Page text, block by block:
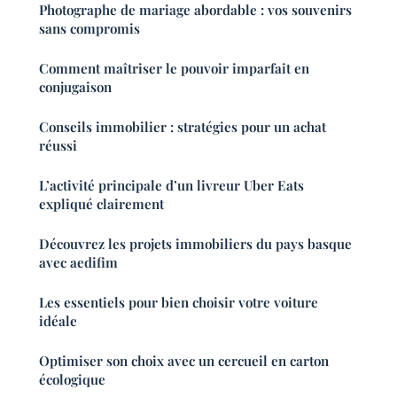
Photographe de mariage abordable : vos souvenirs
sans compromis
Comment maîtriser le pouvoir imparfait en
conjugaison
Conseils immobilier : stratégies pour un achat
réussi
L’activité principale d’un livreur Uber Eats
expliqué clairement
Découvrez les projets immobiliers du pays basque
avec aedifim
Les essentiels pour bien choisir votre voiture
idéale
Optimiser son choix avec un cercueil en carton
écologique